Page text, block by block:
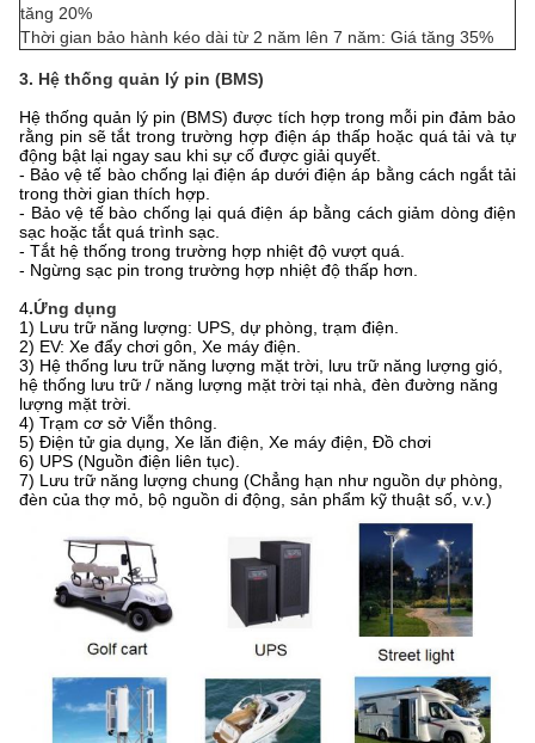
tăng 20%
Thời gian bảo hành kéo dài từ 2 năm lên 7 năm: Giá tăng 35%
3. Hệ thống quản lý pin (BMS)
Hệ thống quản lý pin (BMS) được tích hợp trong mỗi pin đảm bảo
rằng pin sẽ tắt trong trường hợp điện áp thấp hoặc quá tải và tự
động bật lại ngay sau khi sự cố được giải quyết.
- Bảo vệ tế bào chống lại điện áp dưới điện áp bằng cách ngắt tải
trong thời gian thích hợp.
- Bảo vệ tế bào chống lại quá điện áp bằng cách giảm dòng điện
sạc hoặc tắt quá trình sạc.
- Tắt hệ thống trong trường hợp nhiệt độ vượt quá.
- Ngừng sạc pin trong trường hợp nhiệt độ thấp hơn.
4.Ứng dụng
1) Lưu trữ năng lượng: UPS, dự phòng, trạm điện.
2) EV: Xe đẩy chơi gôn, Xe máy điện.
3) Hệ thống lưu trữ năng lượng mặt trời, lưu trữ năng lượng gió,
hệ thống lưu trữ / năng lượng mặt trời tại nhà, đèn đường năng
lượng mặt trời.
4) Trạm cơ sở Viễn thông.
5) Điện tử gia dụng, Xe lăn điện, Xe máy điện, Đồ chơi
6) UPS (Nguồn điện liên tục).
7) Lưu trữ năng lượng chung (Chẳng hạn như nguồn dự phòng,
đèn của thợ mỏ, bộ nguồn di động, sản phẩm kỹ thuật số, v.v.)